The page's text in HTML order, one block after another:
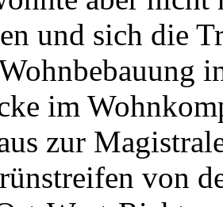
und sich die
im
zur
von